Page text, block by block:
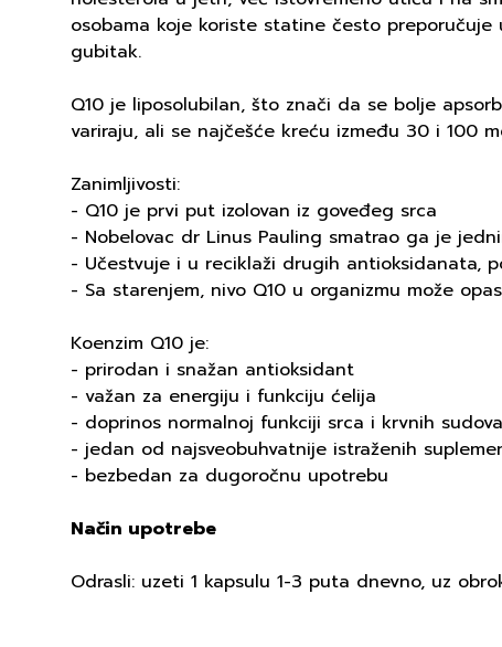
osobama koje koriste statine često
gubitak.
Q10 je liposolubilan, što znači da se bolje
variraju, ali se najčešće kreću između 30 i 100
Zanimljivosti:
- Q10 je prvi put izolovan iz goveđeg srca
- Nobelovac dr Linus Pauling smatrao ga je
- Učestvuje i u reciklaži drugih antioksidanata,
- Sa starenjem, nivo Q10 u organizmu može
Koenzim Q10 je:
- prirodan i snažan antioksidant
- važan za energiju i funkciju ćelija
- doprinos normalnoj funkciji srca i krvnih sudova
- jedan od najsveobuhvatnije istraženih
- bezbedan za dugoročnu upotrebu
Način upotrebe
Odrasli: uzeti 1 kapsulu 1-3 puta dnevno, uz